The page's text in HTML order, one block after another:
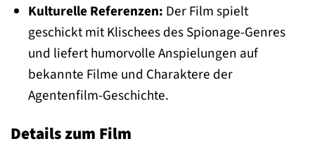
Kulturelle Referenzen: Der Film spielt
geschickt mit Klischees des Spionage-Genres
und liefert humorvolle Anspielungen auf
bekannte Filme und Charaktere der
Agentenfilm-Geschichte.
Details zum Film